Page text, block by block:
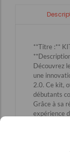
**Titre :**
Découvrez
une
2.0. Ce kit,
débutants
Grâce à sa
expérience
disponible